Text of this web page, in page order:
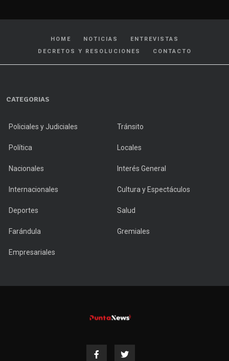
HOME NOTICIAS
ENTREVISTAS
DECRETOS Y RESOLUCIONES
CONTACTO
CATEGORIAS
Policiales y Judiciales Tránsito
Política Locales
Nacionales Interés General
Internacionales Cultura y Espectáculos
Deportes Salud
Farándula Gremiales
Empresariales